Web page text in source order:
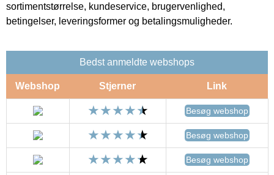
sortimentstørrelse, kundeservice, brugervenlighed,
betingelser, leveringsformer og betalingsmuligheder.
Bedst anmeldte webshops
Webshop Stjerner Link
Besøg webshop
Besøg webshop
Besøg webshop